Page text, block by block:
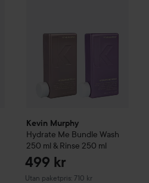
Kevin Murphy
Hydrate Me Bundle Wash
250 ml & Rinse 250 ml
499 kr
Utan paketpris: 710 kr